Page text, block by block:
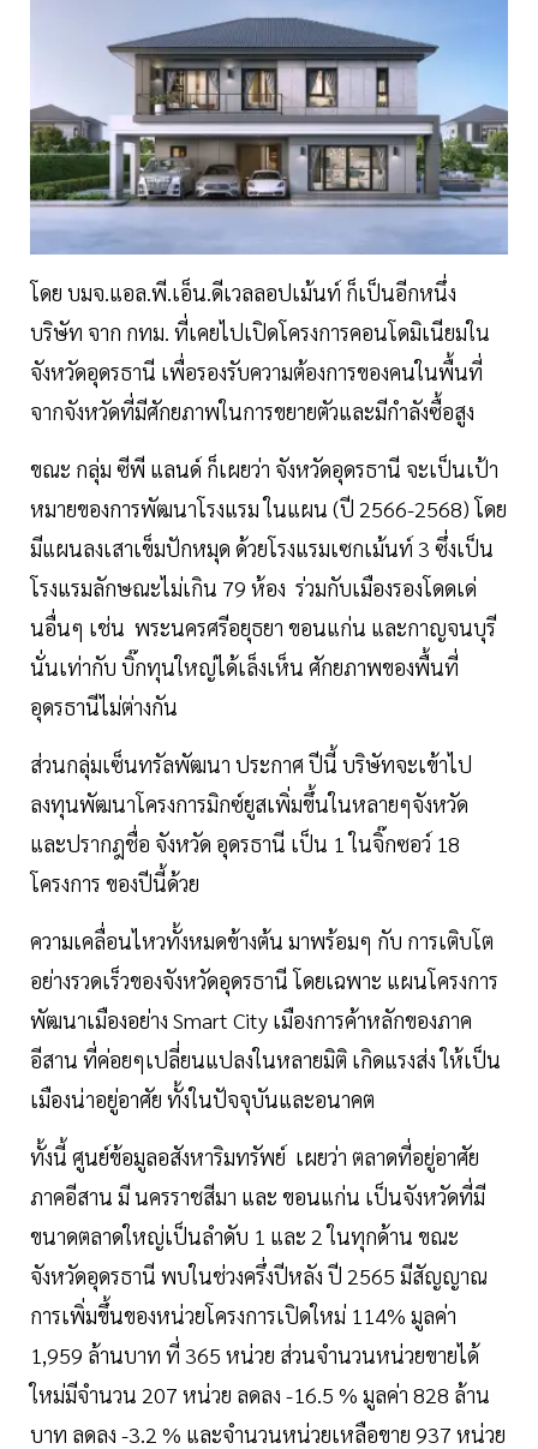
โดย บมจ.แอล.พี.เอ็น.ดีเวลลอปเม้นท์ ก็เป็นอีกหนึ่ง
บริษัท จาก กทม. ที่เคยไปเปิดโครงการคอนโดมิเนียมใน
จังหวัดอุดรธานี เพื่อรองรับความต้องการของคนในพื้นที่
จากจังหวัดที่มีศักยภาพในการขยายตัวและมีกำลังซื้อสูง
ขณะ กลุ่ม ซีพี แลนด์ ก็เผยว่า จังหวัดอุดรธานี จะเป็นเป้า
หมายของการพัฒนาโรงแรม ในแผน (ปี 2566-2568) โดย
มีแผนลงเสาเข็มปักหมุด ด้วยโรงแรมเซกเม้นท์ 3 ซึ่งเป็น
โรงแรมลักษณะไม่เกิน 79 ห้อง ร่วมกับเมืองรองโดดเด่
นอื่นๆ เช่น พระนครศรีอยุธยา ขอนแก่น และกาญจนบุรี
นั่นเท่ากับ บิ๊กทุนใหญ่ได้เล็งเห็น ศักยภาพของพื้นที่
อุดรธานีไม่ต่างกัน
ส่วนกลุ่มเซ็นทรัลพัฒนา ประกาศ ปีนี้ บริษัทจะเข้าไป
ลงทุนพัฒนาโครงการมิกซ์ยูสเพิ่มขึ้นในหลายๆจังหวัด
และปรากฎชื่อ จังหวัด อุดรธานี เป็น 1 ในจิ๊กซอว์ 18
โครงการ ของปีนี้ด้วย
ความเคลื่อนไหวทั้งหมดข้างต้น มาพร้อมๆ กับ การเติบโต
อย่างรวดเร็วของจังหวัดอุดรธานี โดยเฉพาะ แผนโครงการ
พัฒนาเมืองอย่าง Smart City เมืองการค้าหลักของภาค
อีสาน ที่ค่อยๆเปลี่ยนแปลงในหลายมิติ เกิดแรงส่ง ให้เป็น
เมืองน่าอยู่อาศัย ทั้งในปัจจุบันและอนาคต
ทั้งนี้ ศูนย์ข้อมูลอสังหาริมทรัพย์ เผยว่า ตลาดที่อยู่อาศัย
ภาคอีสาน มี นครราชสีมา และ ขอนแก่น เป็นจังหวัดที่มี
ขนาดตลาดใหญ่เป็นลำดับ 1 และ 2 ในทุกด้าน ขณะ
จังหวัดอุดรธานี พบในช่วงครึ่งปีหลัง ปี 2565 มีสัญญาณ
การเพิ่มขึ้นของหน่วยโครงการเปิดใหม่ 114% มูลค่า
1,959 ล้านบาท ที่ 365 หน่วย ส่วนจำนวนหน่วยขายได้
ใหม่มีจำนวน 207 หน่วย ลดลง -16.5 % มูลค่า 828 ล้าน
บาท ลดลง -3.2 % และจำนวนหน่วยเหลือขาย 937 หน่วย